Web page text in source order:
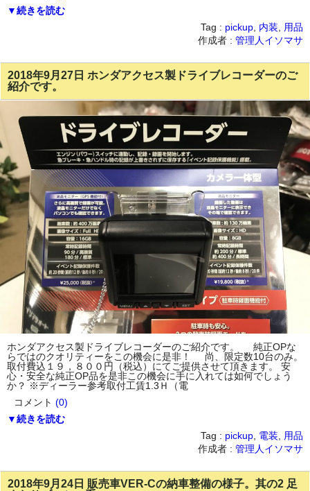
▼続きを読む
Tag : pickup 内装
用品
作成者 : 管理人イソマサ
2018年9月27日 ホンダアクセス製ドライブレコーダーのご
紹介です。
ホンダアクセス製ドライブレコーダーのご紹介です。 純正OPな
らではのクオリティーをこの機会に是非！ 尚、限定数10台のみ。
取付費込１９，８００円（税込）にてご提供させて頂きます。 安
心・安全な純正OP品を是非この機会に手に入れては如何でしょう
か？ ※ディーラー参考取付工賃1.3Ｈ（電
コメント (0)
▼続きを読む
Tag : pickup 電装
用品
作成者 : 管理人イソマサ
2018年9月24日 販売車VER-Cの納車整備の様子。其の2 足